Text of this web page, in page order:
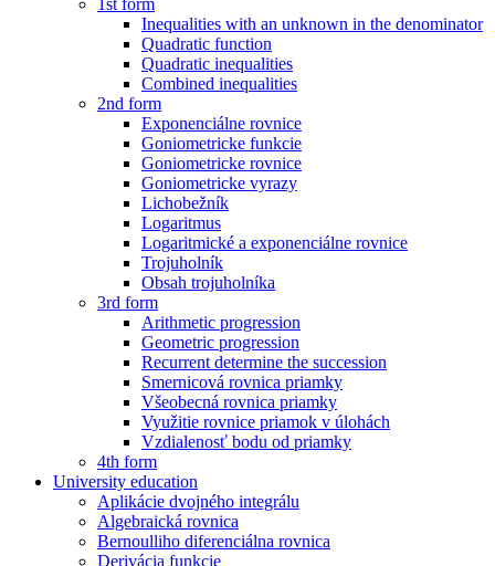
1st form
Inequalities with an unknown in the denominator
Quadratic function
Quadratic inequalities
Combined inequalities
2nd form
Exponenciálne rovnice
Goniometricke funkcie
Goniometricke rovnice
Goniometricke vyrazy
Lichobežník
Logaritmus
Logaritmické a exponenciálne rovnice
Trojuholník
Obsah trojuholníka
3rd form
Arithmetic progression
Geometric progression
Recurrent determine the succession
Smernicová rovnica priamky
Všeobecná rovnica priamky
Využitie rovnice priamok v úlohách
Vzdialenosť bodu od priamky
4th form
University education
Aplikácie dvojného integrálu
Algebraická rovnica
Bernoulliho diferenciálna rovnica
Derivácia funkcie